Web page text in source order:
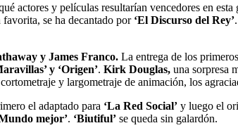
actores y películas resultarían vencedores en
favorita, se ha decantado por‘El Discurso del Rey’.
y James Franco. La entrega de los
y ‘Origen’. Kirk Douglas, una sorpresa
y largometraje de animación, los
el adaptado para ‘La Red Social’ y luego el
mejor’. ‘Biutiful’ se queda sin galardón.